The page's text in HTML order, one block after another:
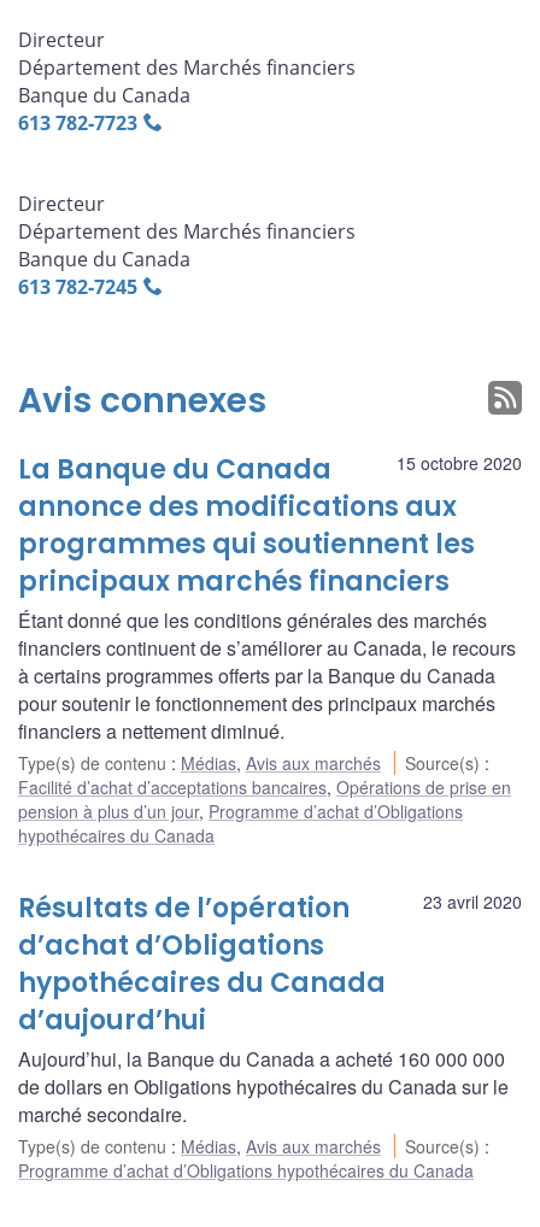
Directeur
Département des Marchés financiers
Banque du Canada
613 782‑7723
Directeur
Département des Marchés financiers
Banque du Canada
613 782‑7245
Avis connexes
15 octobre 2020
La Banque du Canada
annonce des modifications aux
programmes qui soutiennent les
principaux marchés financiers
Étant donné que les conditions générales des marchés
financiers continuent de s’améliorer au Canada, le recours
à certains programmes offerts par la Banque du Canada
pour soutenir le fonctionnement des principaux marchés
financiers a nettement diminué.
Type(s) de contenu : Médias, Avis aux marchés Source(s) :
Facilité d’achat d’acceptations bancaires, Opérations de prise en
pension à plus d’un jour, Programme d’achat d’Obligations
hypothécaires du Canada
23 avril 2020
Résultats de l’opération
d’achat d’Obligations
hypothécaires du Canada
d’aujourd’hui
Aujourd’hui, la Banque du Canada a acheté 160 000 000
de dollars en Obligations hypothécaires du Canada sur le
marché secondaire.
Type(s) de contenu : Médias, Avis aux marchés Source(s) :
Programme d’achat d’Obligations hypothécaires du Canada